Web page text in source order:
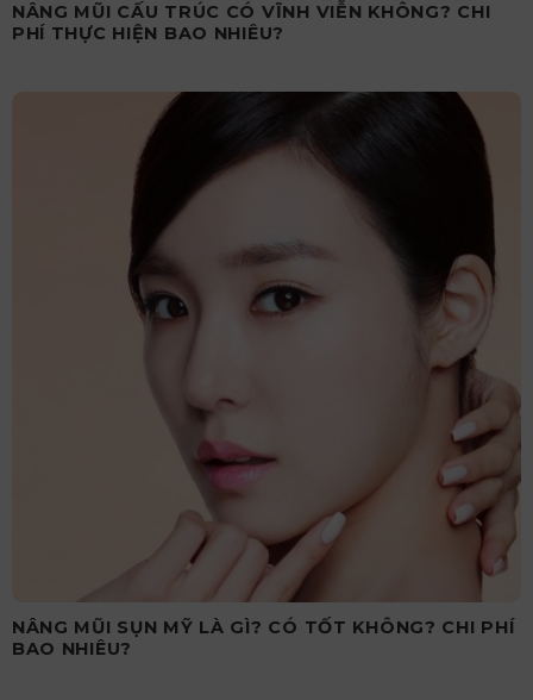
NÂNG MŨI CẤU TRÚC CÓ VĨNH VIỄN KHÔNG? CHI
PHÍ THỰC HIỆN BAO NHIÊU?
NÂNG MŨI SỤN MỸ LÀ GÌ? CÓ TỐT KHÔNG? CHI PHÍ
BAO NHIÊU?